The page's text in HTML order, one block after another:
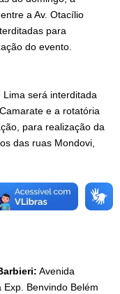
a Av. Otacílio
para
do evento.
Lima será interditada
e a rotatória
para realização da
das ruas Mondovi,
Avenida
Benvindo Belém